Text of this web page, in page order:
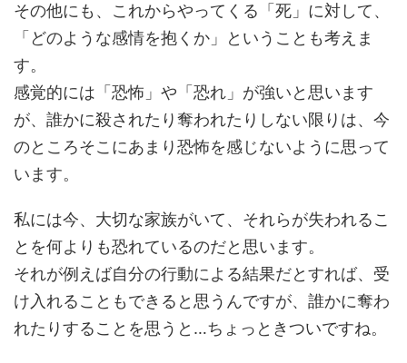
その他にも、これからやってくる「死」に対して、
「どのような感情を抱くか」ということも考えま
す。
感覚的には「恐怖」や「恐れ」が強いと思います
が、誰かに殺されたり奪われたりしない限りは、今
のところそこにあまり恐怖を感じないように思って
います。
私には今、大切な家族がいて、それらが失われるこ
とを何よりも恐れているのだと思います。
それが例えば自分の行動による結果だとすれば、受
け入れることもできると思うんですが、誰かに奪わ
れたりすることを思うと…ちょっときついですね。